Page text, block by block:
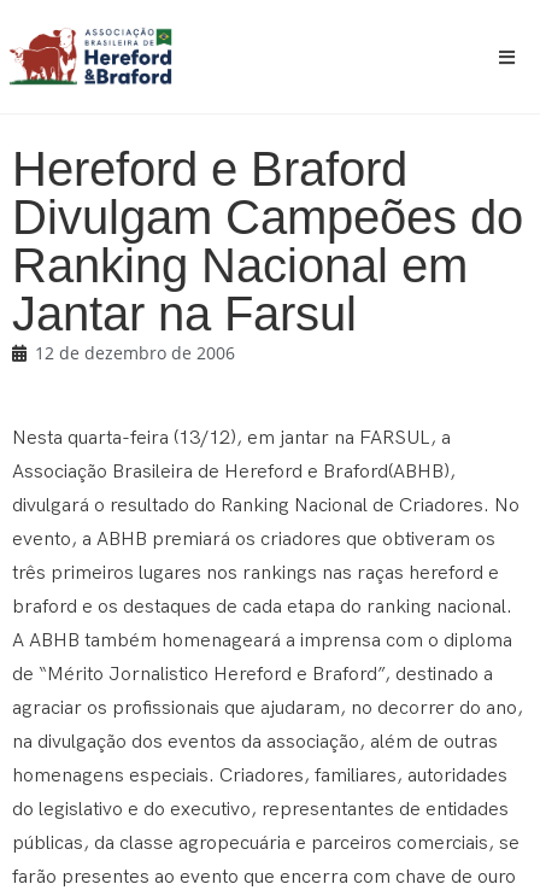
Hereford e Braford
Divulgam Campeões do
Ranking Nacional em
Jantar na Farsul
12 de dezembro de 2006
Nesta quarta-feira (13/12), em jantar na FARSUL, a
Associação Brasileira de Hereford e Braford(ABHB),
divulgará o resultado do Ranking Nacional de Criadores. No
evento, a ABHB premiará os criadores que obtiveram os
três primeiros lugares nos rankings nas raças hereford e
braford e os destaques de cada etapa do ranking nacional.
A ABHB também homenageará a imprensa com o diploma
de “Mérito Jornalistico Hereford e Braford”, destinado a
agraciar os profissionais que ajudaram, no decorrer do ano,
na divulgação dos eventos da associação, além de outras
homenagens especiais. Criadores, familiares, autoridades
do legislativo e do executivo, representantes de entidades
públicas, da classe agropecuária e parceiros comerciais, se
farão presentes ao evento que encerra com chave de ouro